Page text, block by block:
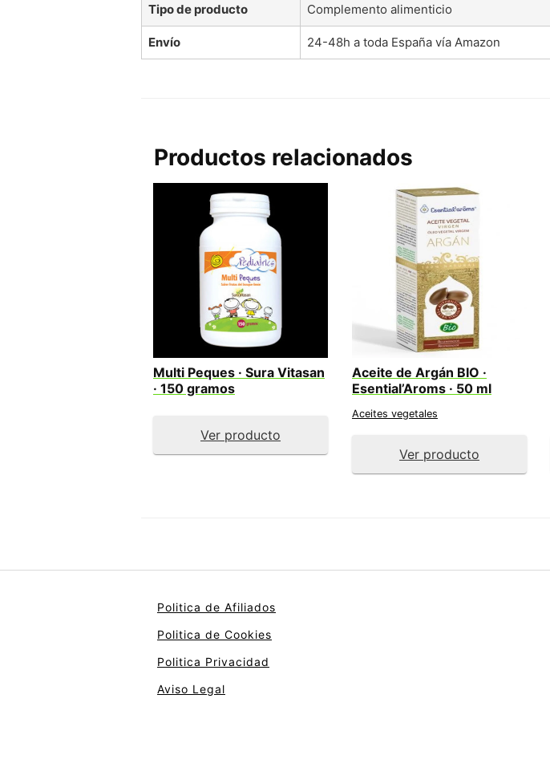
Tipo de producto Complemento alimenticio
Envío 24-48h a toda España vía Amazon
Productos relacionados
Multi Peques · Sura Vitasan
· 150 gramos
Ver producto
Aceite de Argán BIO ·
Esential’Aroms · 50 ml
Aceites vegetales
Ver producto
Politica de Afiliados
Politica de Cookies
Politica Privacidad
Aviso Legal